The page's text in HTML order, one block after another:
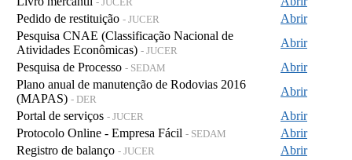
Pedido de restituição - JUCER
Abrir
Pesquisa CNAE (Classificação Nacional de
Atividades Econômicas) - JUCER
Abrir
Pesquisa de Processo - SEDAM
Abrir
Plano anual de manutenção de Rodovias 2016
(MAPAS) - DER
Abrir
Portal de serviços - JUCER
Abrir
Protocolo Online - Empresa Fácil - SEDAM
Abrir
Registro de balanço - JUCER
Abrir